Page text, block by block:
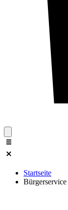
Startseite
Bürgerservice